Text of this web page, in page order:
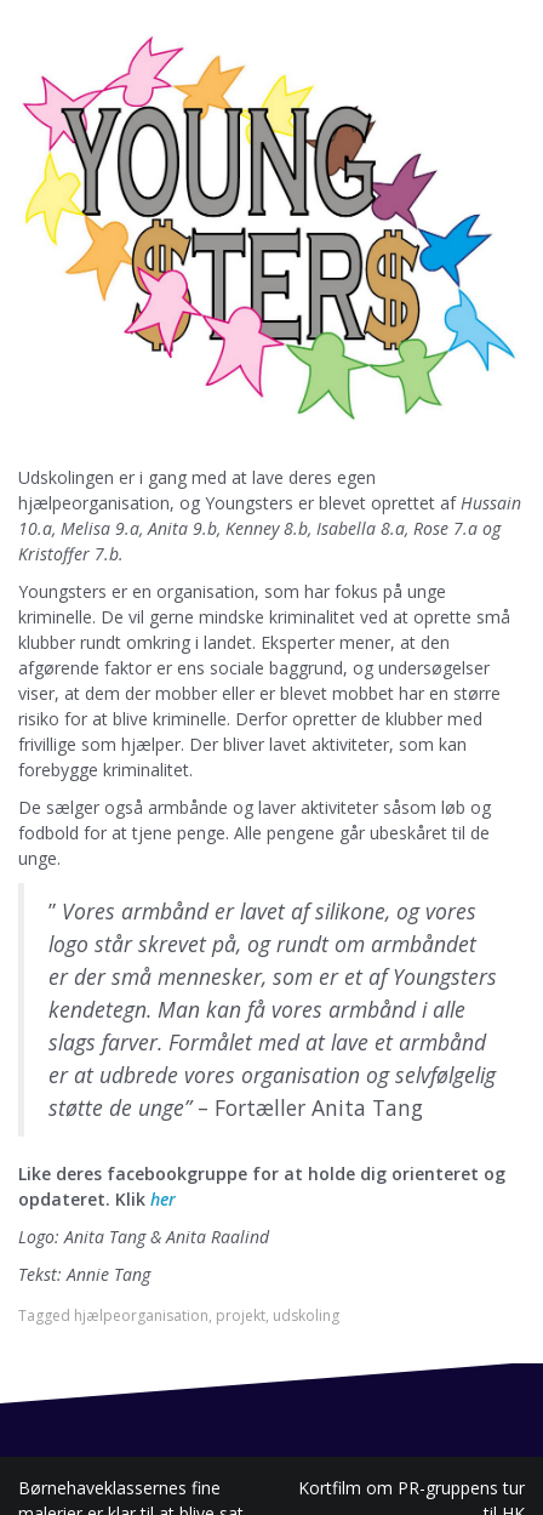
Udskolingen er i gang med at lave deres egen
hjælpeorganisation, og Youngsters er blevet oprettet af Hussain
10.a, Melisa 9.a, Anita 9.b, Kenney 8.b, Isabella 8.a, Rose 7.a og
Kristoffer 7.b.
Youngsters er en organisation, som har fokus på unge
kriminelle. De vil gerne mindske kriminalitet ved at oprette små
klubber rundt omkring i landet. Eksperter mener, at den
afgørende faktor er ens sociale baggrund, og undersøgelser
viser, at dem der mobber eller er blevet mobbet har en større
risiko for at blive kriminelle. Derfor opretter de klubber med
frivillige som hjælper. Der bliver lavet aktiviteter, som kan
forebygge kriminalitet.
De sælger også armbånde og laver aktiviteter såsom løb og
fodbold for at tjene penge. Alle pengene går ubeskåret til de
unge.
” Vores armbånd er lavet af silikone, og vores
logo står skrevet på, og rundt om armbåndet
er der små mennesker, som er et af Youngsters
kendetegn. Man kan få vores armbånd i alle
slags farver. Formålet med at lave et armbånd
er at udbrede vores organisation og selvfølgelig
støtte de unge”– Fortæller Anita Tang
Like deres facebookgruppe for at holde dig orienteret og
opdateret. Klik her
Logo: Anita Tang & Anita Raalind
Tekst: Annie Tang
Tagged hjælpeorganisation, projekt, udskoling
Børnehaveklassernes fine
Kortfilm om PR-gruppens tur